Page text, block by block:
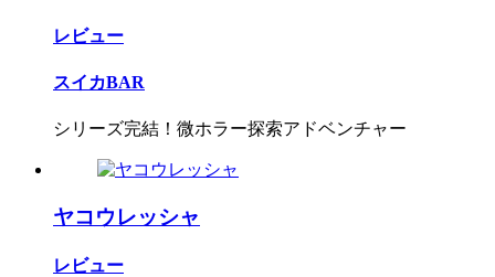
レビュー
スイカBAR
シリーズ完結！微ホラー探索アドベンチャー
ヤコウレッシャ
レビュー